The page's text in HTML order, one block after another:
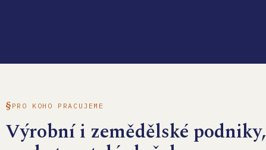
PRO KOHO PRACUJEME
Výrobní i zemědělské podniky,